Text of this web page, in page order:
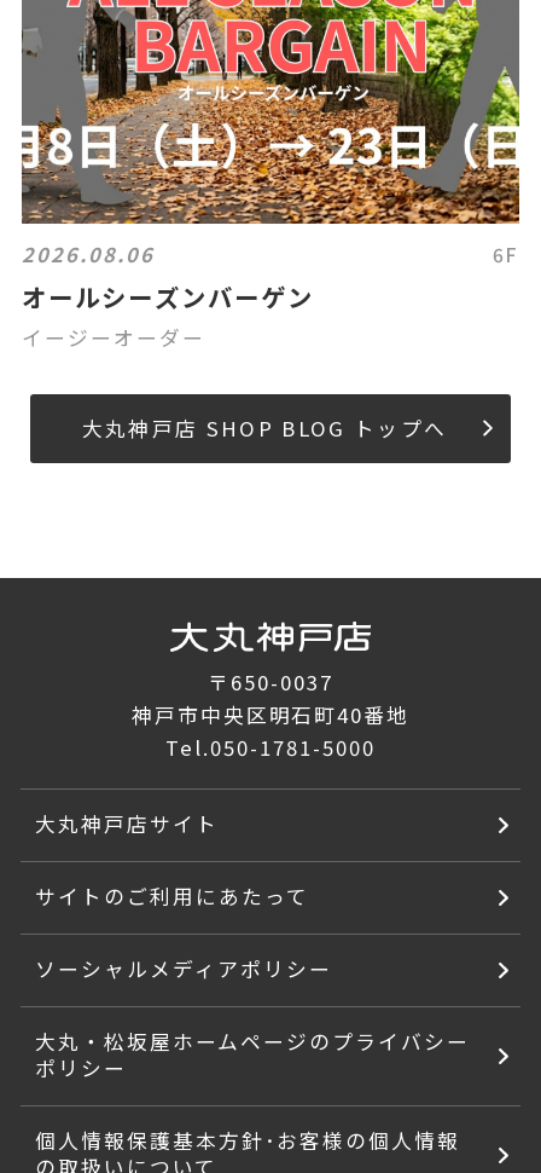
2026.08.06 6F
オールシーズンバーゲン
イージーオーダー
大丸神戸店 SHOP BLOG トップへ
〒650-0037
神戸市中央区明石町40番地
Tel.050-1781-5000
大丸神戸店サイト
サイトのご利用にあたって
ソーシャルメディアポリシー
大丸・松坂屋ホームページのプライバシー
ポリシー
個人情報保護基本方針･お客様の個人情報
の取扱いについて